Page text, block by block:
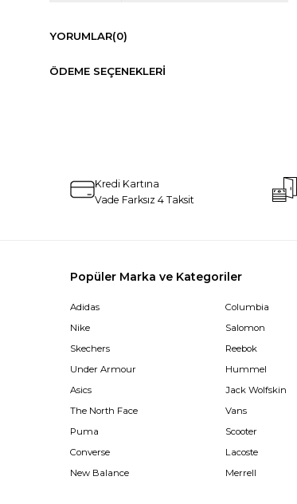
YORUMLAR(0)
ÖDEME SEÇENEKLERI
Kredi Kartına
Vade Farksız 4 Taksit
Popüler Marka ve Kategoriler
Adidas
Nike
Skechers
Under Armour
Asics
The North Face
Puma
Converse
New Balance
Columbia
Salomon
Reebok
Hummel
Jack Wolfskin
Vans
Scooter
Lacoste
Merrell